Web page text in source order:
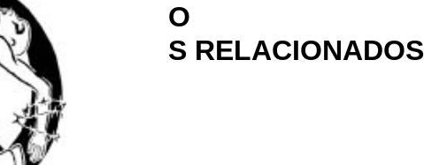
O
S RELACIONADOS